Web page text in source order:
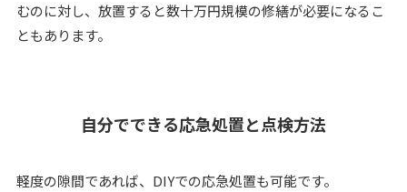
むのに対し、放置すると数十万円規模の修繕が必要になるこ
ともあります。
自分でできる応急処置と点検方法
軽度の隙間であれば、DIYでの応急処置も可能です。